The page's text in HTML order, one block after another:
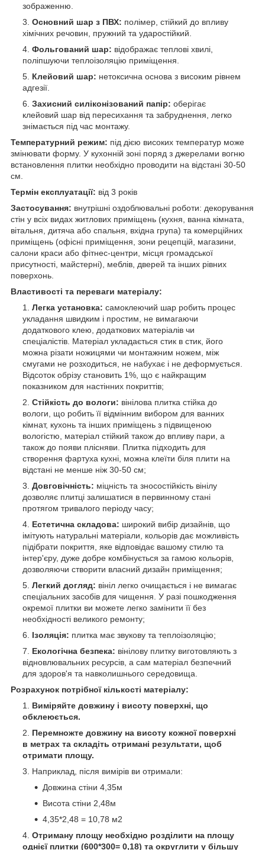
зображенню.
Основний шар з ПВХ: полімер, стійкий до впливу
хімічних речовин, пружний та ударостійкий.
Фольгований шар: відображає теплові хвилі,
поліпшуючи теплоізоляцію приміщення.
Клейовий шар: нетоксична основа з високим рівнем
адгезії.
Захисний силіконізований папір: оберігає
клейовий шар від пересихання та забруднення, легко
знімається під час монтажу.
Температурний режим: під дією високих температур може
змінювати форму. У кухонній зоні поряд з джерелами вогню
встановлення плитки необхідно проводити на відстані 30-50
см.
Термін експлуатації: від 3 років
Застосування: внутрішні оздоблювальні роботи: декорування
стін у всіх видах житлових приміщень (кухня, ванна кімната,
вітальня, дитяча або спальня, вхідна група) та комерційних
приміщень (офісні приміщення, зони рецепцій, магазини,
салони краси або фітнес-центри, місця громадської
присутності, майстерні), меблів, дверей та інших рівних
поверхонь.
Властивості та переваги матеріалу:
Легка установка: самоклеючий шар робить процес
укладання швидким і простим, не вимагаючи
додаткового клею, додаткових матеріалів чи
спеціалістів. Матеріал укладається стик в стик, його
можна різати ножицями чи монтажним ножем, між
смугами не розходиться, не набухає і не деформується.
Відсоток обрізу становить 1%, що є найкращим
показником для настінних покриттів;
Стійкість до вологи: вінілова плитка стійка до
вологи, що робить її відмінним вибором для ванних
кімнат, кухонь та інших приміщень з підвищеною
вологістю, матеріал стійкий також до впливу пари, а
також до появи плісняви. Плитка підходить для
створення фартуха кухні, можна клеїти біля плити на
відстані не менше ніж 30-50 см;
Довговічність: міцність та зносостійкість вінілу
дозволяє плитці залишатися в первинному стані
протягом тривалого періоду часу;
Естетична складова: широкий вибір дизайнів, що
імітують натуральні матеріали, кольорів дає можливість
підібрати покриття, яке відповідає вашому стилю та
інтер'єру, дуже добре комбінується за гамою кольорів,
дозволяючи створити власний дизайн приміщення;
Легкий догляд: вініл легко очищається і не вимагає
спеціальних засобів для чищення. У разі пошкодження
окремої плитки ви можете легко замінити її без
необхідності великого ремонту;
Ізоляція: плитка має звукову та теплоізоляцію;
Екологічна безпека: вінілову плитку виготовляють з
відновлювальних ресурсів, а сам матеріал безпечний
для здоров'я та навколишнього середовища.
Розрахунок потрібної кількості матеріалу:
Виміряйте довжину і висоту поверхні, що
обклеюється.
Перемножте довжину на висоту кожної поверхні
в метрах та складіть отримані результати, щоб
отримати площу.
Наприклад, після вимірів ви отримали:
Довжина стіни 4,35м
Висота стіни 2,48м
4,35*2,48 = 10,78 м2
Отриману площу необхідно розділити на площу
однієї плитки (600*300= 0,18) та округлити у більшу